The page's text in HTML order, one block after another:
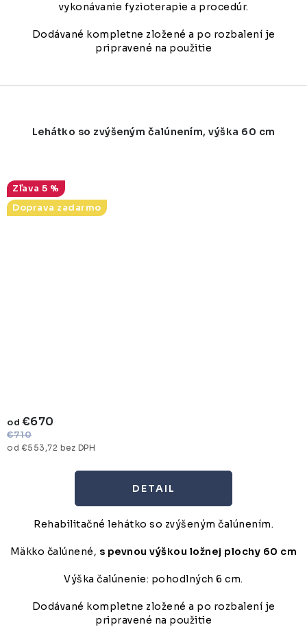
vykonávanie fyzioterapie a procedúr.
Dodávané kompletne zložené a po rozbalení je
pripravené na použitie
Lehátko so zvýšeným čalúnením, výška 60 cm
5 %
Doprava zadarmo
od €553,72 bez DPH
od €670
€710
DETAIL
Rehabilitačné lehátko so zvýšeným čalúnením.
Mäkko čalúnené, s pevnou výškou ložnej plochy 60 cm
Výška čalúnenie: pohodlných 6 cm.
Dodávané kompletne zložené a po rozbalení je
pripravené na použitie